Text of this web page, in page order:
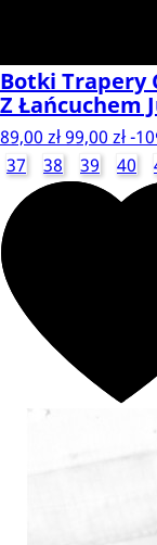
Botki Trapery
Z Łańcuchem
89,00 zł99,00 zł-
37
38 39 40